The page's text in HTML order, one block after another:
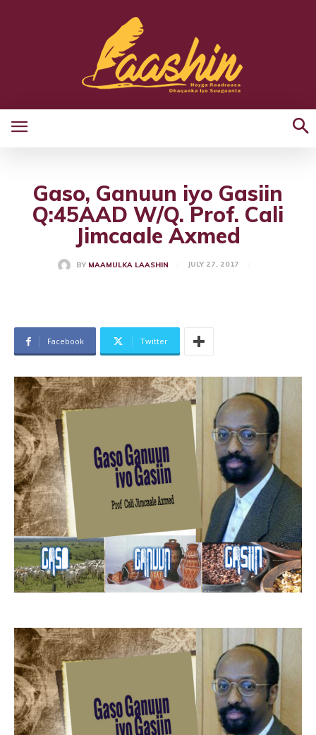
Gaso, Ganuun iyo Gasiin
Q:45AAD W/Q. Prof. Cali
Jimcaale Axmed
BY MAAMULKA LAASHIN JULY 27, 2017
Facebook Twitter